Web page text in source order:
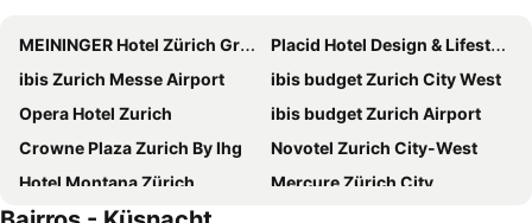
MEININGER Hotel Zürich Greencity
Placid Hotel Design & Lifestyle Zurich
ibis Zurich Messe Airport
ibis budget Zurich City West
Opera Hotel Zurich
ibis budget Zurich Airport
Crowne Plaza Zurich By Ihg
Novotel Zurich City-West
Hotel Montana Zürich
Mercure Zürich City
ibis Zurich City West